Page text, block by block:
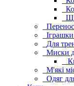
Для
Миски
М'які
Одяг